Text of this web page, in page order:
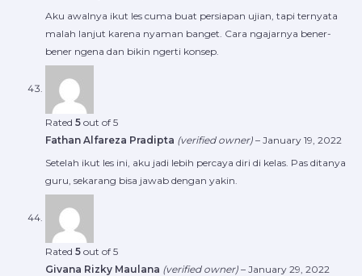
Aku awalnya ikut les cuma buat persiapan ujian, tapi ternyata
malah lanjut karena nyaman banget. Cara ngajarnya bener-
bener ngena dan bikin ngerti konsep.
Rated 5 out of 5
Fathan Alfareza Pradipta (verified owner) – January 19, 2022
Setelah ikut les ini, aku jadi lebih percaya diri di kelas. Pas ditanya
guru, sekarang bisa jawab dengan yakin.
Rated 5 out of 5
Givana Rizky Maulana (verified owner) – January 29, 2022